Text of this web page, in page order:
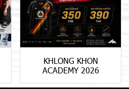
KHLONG KHON
ACADEMY 2026